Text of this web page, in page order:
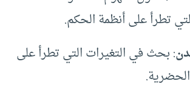
تطرأ على أنظمة الحكم.
: بحث في التغيرات التي تطرأ على